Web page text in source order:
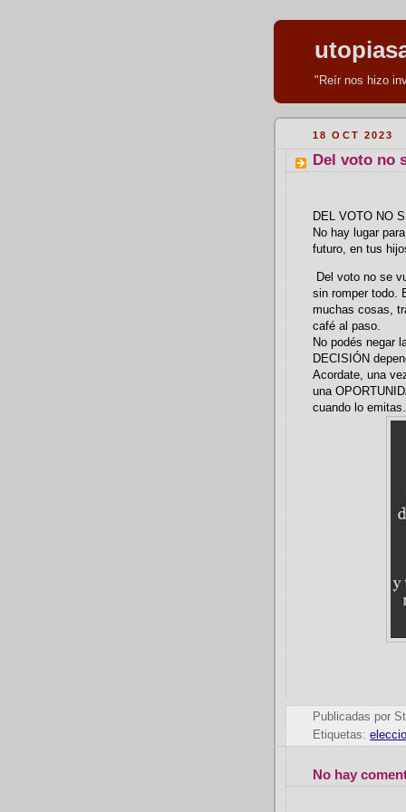
"Reír nos hizo
18 OCT 2023
Del voto no
DEL VOTO NO
No hay lugar
futuro, en tus
Del voto no se
sin romper todo.
muchas cosas,
café al paso.
No podés negar
DECISIÓN
Acordate, una
una
cuando lo emitas.
Publicadas por
Etiquetas:
No hay